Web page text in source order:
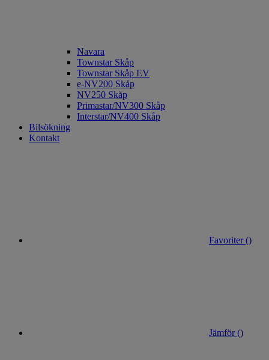
Navara
Townstar Skåp
Townstar Skåp EV
e-NV200 Skåp
NV250 Skåp
Primastar/NV300 Skåp
Interstar/NV400 Skåp
Bilsökning
Kontakt
Favoriter ()
Jämför ()